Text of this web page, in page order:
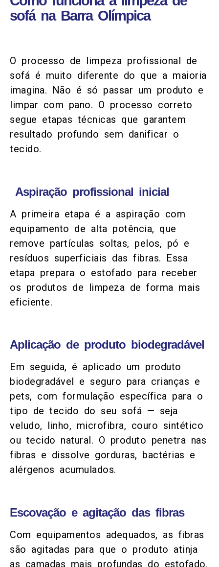
sofá na Barra Olímpica
O processo de limpeza profissional de
sofá é muito diferente do que a maioria
imagina. Não é só passar um produto e
limpar com pano. O processo correto
segue etapas técnicas que garantem
resultado profundo sem danificar o
tecido.
Aspiração profissional inicial
A primeira etapa é a aspiração com
equipamento de alta potência, que
remove partículas soltas, pelos, pó e
resíduos superficiais das fibras. Essa
etapa prepara o estofado para receber
os produtos de limpeza de forma mais
eficiente.
Aplicação de produto biodegradável
Em seguida, é aplicado um produto
biodegradável e seguro para crianças e
pets, com formulação específica para o
tipo de tecido do seu sofá — seja
veludo, linho, microfibra, couro sintético
ou tecido natural. O produto penetra nas
fibras e dissolve gorduras, bactérias e
alérgenos acumulados.
Escovação e agitação das fibras
Com equipamentos adequados, as fibras
são agitadas para que o produto atinja
as camadas mais profundas do estofado,